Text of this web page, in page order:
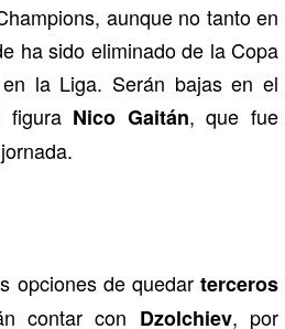
aunque no tanto en
ha sido eliminado de la Copa
la Liga. Serán bajas en el
Nico Gaitán, que fue
opciones de quedar terceros
contar con Dzolchiev, por